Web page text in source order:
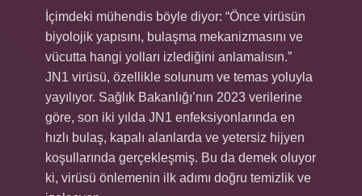
İçimdeki mühendis böyle diyor: “Önce virüsün
biyolojik yapısını, bulaşma mekanizmasını ve
vücutta hangi yolları izlediğini anlamalısın.”
JN1 virüsü, özellikle solunum ve temas yoluyla
yayılıyor. Sağlık Bakanlığı’nın 2023 verilerine
göre, son iki yılda JN1 enfeksiyonlarında en
hızlı bulaş, kapalı alanlarda ve yetersiz hijyen
koşullarında gerçekleşmiş. Bu da demek oluyor
ki, virüsü önlemenin ilk adımı doğru temizlik ve